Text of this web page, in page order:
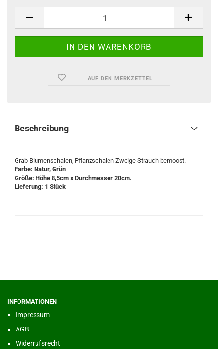
AUF DEN MERKZETTEL
Beschreibung
Grab Blumenschalen, Pflanzschalen Zweige Strauch bemoost.
Farbe: Natur, Grün
Größe: Höhe 8,5cm x Durchmesser 20cm.
Lieferung: 1 Stück
INFORMATIONEN
Impressum
AGB
Widerrufsrecht